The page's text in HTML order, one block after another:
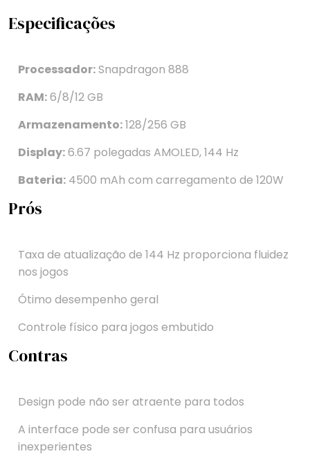
Especificações
Processador:Snapdragon 888
RAM:6/8/12 GB
Armazenamento:128/256 GB
Display:6.67 polegadas AMOLED, 144 Hz
Bateria: 4500 mAh com carregamento de 120W
Prós
Taxa de atualização de 144 Hz proporciona fluidez
nos jogos
Ótimo desempenho geral
Controle físico para jogos embutido
Contras
Design pode não ser atraente para todos
A interface pode ser confusa para usuários
inexperientes